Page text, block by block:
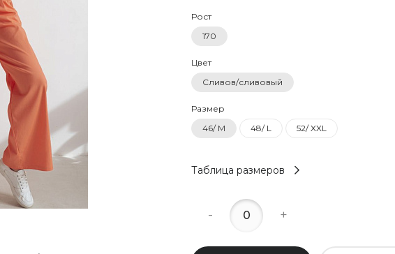
Рост
170
Цвет
Сливов/сливовый
Размер
46/ M
48/ L 52/ XXL
Таблица размеров
- +